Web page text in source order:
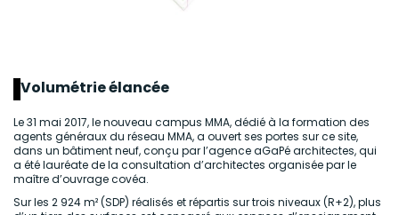
Volumétrie élancée
Le 31 mai 2017, le nouveau campus MMA, dédié à la formation des
agents généraux du réseau MMA, a ouvert ses portes sur ce site,
dans un bâtiment neuf, conçu par l’agence aGaPé architectes, qui
a été lauréate de la consultation d’architectes organisée par le
maître d’ouvrage covéa.
Sur les 2 924 m² (SDP) réalisés et répartis sur trois niveaux (R+2), plus